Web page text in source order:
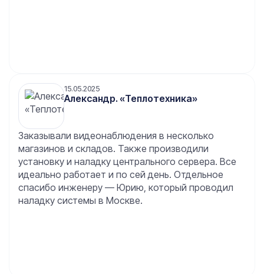
15.05.2025
Александр. «Теплотехника»
Заказывали видеонаблюдения в несколько
магазинов и складов. Также производили
установку и наладку центрального сервера. Все
идеально работает и по сей день. Отдельное
спасибо инженеру — Юрию, который проводил
наладку системы в Москве.